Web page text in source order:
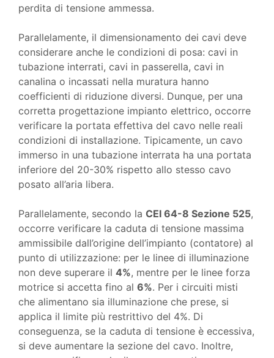
perdita di tensione ammessa.
Parallelamente, il dimensionamento dei cavi deve
considerare anche le condizioni di posa: cavi in
tubazione interrati, cavi in passerella, cavi in
canalina o incassati nella muratura hanno
coefficienti di riduzione diversi. Dunque, per una
corretta progettazione impianto elettrico, occorre
verificare la portata effettiva del cavo nelle reali
condizioni di installazione. Tipicamente, un cavo
immerso in una tubazione interrata ha una portata
inferiore del 20-30% rispetto allo stesso cavo
posato all’aria libera.
Parallelamente, secondo la CEI 64-8 Sezione 525,
occorre verificare la caduta di tensione massima
ammissibile dall’origine dell’impianto (contatore) al
punto di utilizzazione: per le linee di illuminazione
non deve superare il 4%, mentre per le linee forza
motrice si accetta fino al 6%. Per i circuiti misti
che alimentano sia illuminazione che prese, si
applica il limite più restrittivo del 4%. Di
conseguenza, se la caduta di tensione è eccessiva,
si deve aumentare la sezione del cavo. Inoltre,